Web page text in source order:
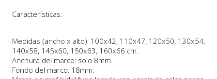
Características:
Medidas (ancho x alto): 100x42, 110x47, 120x50, 130x54,
140x58, 145x60, 150x63, 160x66 cm.
Anchura del marco: solo 8mm.
Fondo del marco: 18mm